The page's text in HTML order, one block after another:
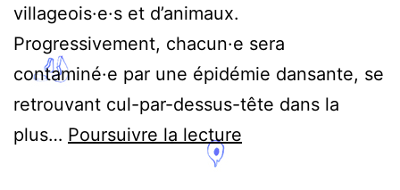
villageois·e·s et d’animaux.
Progressivement, chacun·e sera
contaminé·e par une épidémie dansante, se
retrouvant cul-par-dessus-tête dans la
plus… Poursuivre la lecture